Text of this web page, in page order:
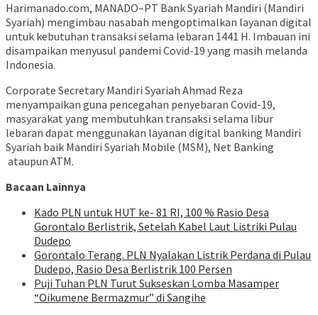
Harimanado.com, MANADO–PT Bank Syariah Mandiri (Mandiri
Syariah) mengimbau nasabah mengoptimalkan layanan digital
untuk kebutuhan transaksi selama lebaran 1441 H. Imbauan ini
disampaikan menyusul pandemi Covid-19 yang masih melanda
Indonesia.
Corporate Secretary Mandiri Syariah Ahmad Reza
menyampaikan guna pencegahan penyebaran Covid-19,
masyarakat yang membutuhkan transaksi selama libur
lebaran dapat menggunakan layanan digital banking Mandiri
Syariah baik Mandiri Syariah Mobile (MSM), Net Banking
ataupun ATM.
Bacaan Lainnya
Kado PLN untuk HUT ke- 81 RI, 100 % Rasio Desa
Gorontalo Berlistrik, Setelah Kabel Laut Listriki Pulau
Dudepo
Gorontalo Terang. PLN Nyalakan Listrik Perdana di Pulau
Dudepo, Rasio Desa Berlistrik 100 Persen
Puji Tuhan PLN Turut Sukseskan Lomba Masamper
“Oikumene Bermazmur” di Sangihe